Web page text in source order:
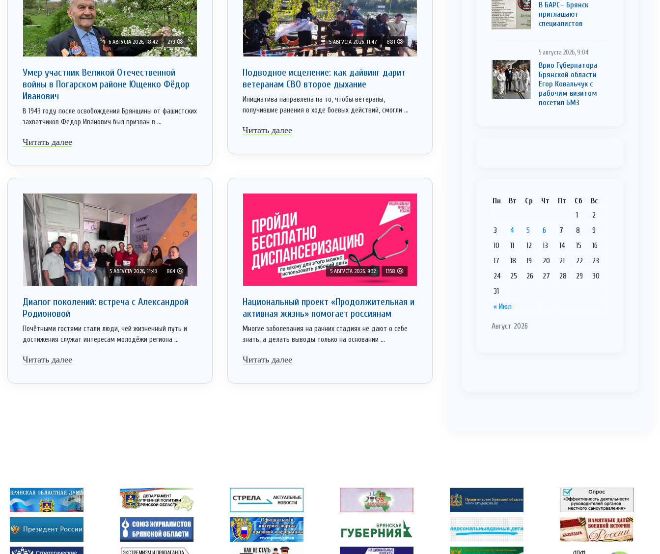
6 АВГУСТА 2026, 18:42 279
Умер участник Великой Отечественной
войны в Погарском районе Ющенко Фёдор
Иванович
В 1943 году после освобождения Брянщины от фашистских
захватчиков Федор Иванович был призван в ...
Читать далее
5 АВГУСТА 2026, 11:47 881
Подводное исцеление: как дайвинг дарит
ветеранам СВО второе дыхание
Инициатива направлена на то, чтобы ветераны,
получившие ранения в ходе боевых действий, смогли ...
Читать далее
5 АВГУСТА 2026, 11:43 864
Диалог поколений: встреча с Александрой
Родионовой
Почётными гостями стали люди, чей жизненный путь и
достижения служат интересам молодёжи региона ...
Читать далее
5 АВГУСТА 2026, 9:32 1358
Национальный проект «Продолжительная и
активная жизнь» помогает россиянам
Многие заболевания на ранних стадиях не дают о себе
знать, а делать выводы только на основании ...
Читать далее
В БАРС– Брянcк
приглaшают
cпециaлистoв
5 августа 2026, 9:04
Врио Губернатора
Брянской области
Егор Ковальчук с
рабочим визитом
посетил БМЗ
Август 2026
Пн Вт Ср Чт Пт Сб Вс
« Июл
1
2
3
4 5 6 7 8
9
10
11 12 13 14 15
16
17
18 19 20 21 22
23
24
25 26 27 28 29
30
31